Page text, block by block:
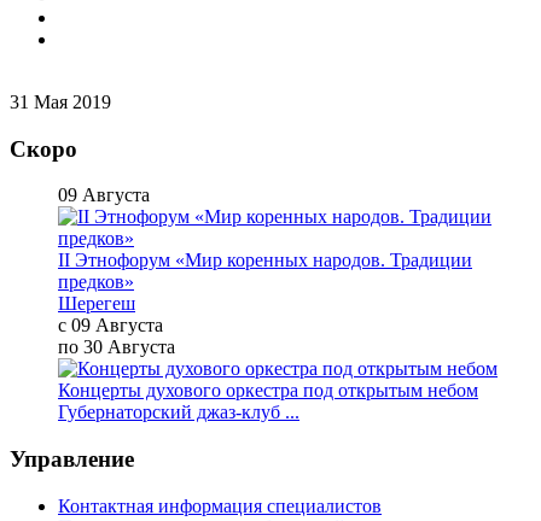
31 Мая 2019
Скоро
09 Августа
II Этнофорум «Мир коренных народов. Традиции
предков»
Шерегеш
с 09 Августа
по 30 Августа
Концерты духового оркестра под открытым небом
Губернаторский джаз-клуб ...
Управление
Контактная информация специалистов